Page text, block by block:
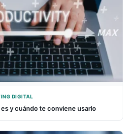
DIGITAL
y cuándo te conviene usarlo